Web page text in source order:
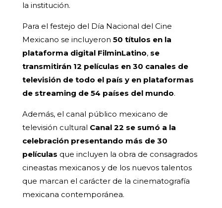
la institución.
Para el festejo del Día Nacional del Cine
Mexicano se incluyeron 50 títulos en la
plataforma digital FilminLatino, se
transmitirán 12 películas en 30 canales de
televisión de todo el país y en plataformas
de streaming de 54 países del mundo.
Además, el canal público mexicano de
televisión cultural Canal 22 se sumó a la
celebración presentando más de 30
películas que incluyen la obra de consagrados
cineastas mexicanos y de los nuevos talentos
que marcan el carácter de la cinematografía
mexicana contemporánea.